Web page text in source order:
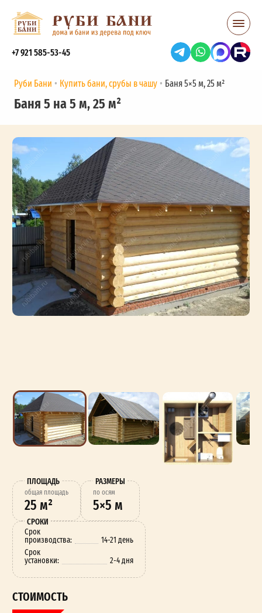
+7 921 585-53-45
Руби Бани Купить бани, срубы в чашу Баня 5×5 м, 25 м²
Баня 5 на 5 м, 25 м²
ПЛОЩАДЬ
oбщая площадь
25 м²
РАЗМЕРЫ
по осям
5×5 м
СРОКИ
Срок
производства:
14-21 день
Срок
установки: 2-4 дня
СТОИМОСТЬ